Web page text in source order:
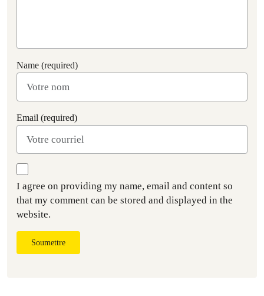
Name (required)
Email (required)
I agree on providing my name, email and content so
that my comment can be stored and displayed in the
website.
Soumettre